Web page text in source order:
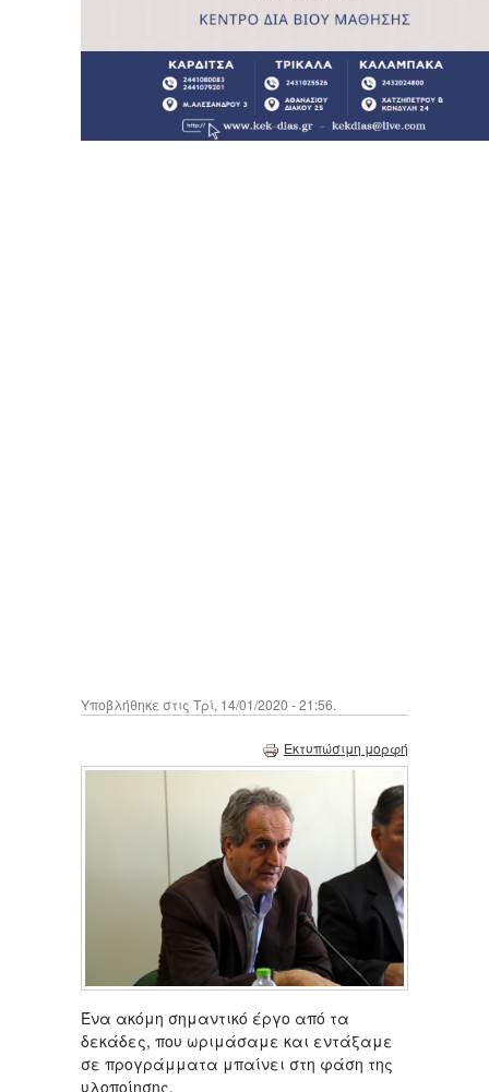
Υποβλήθηκε στις Τρί, 14/01/2020 - 21:56.
Εκτυπώσιμη μορφή
Ένα ακόμη σημαντικό έργο από τα
δεκάδες, που ωριμάσαμε και εντάξαμε
σε προγράμματα μπαίνει στη φάση της
υλοποίησης.